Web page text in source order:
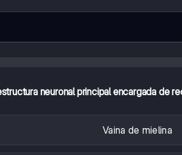
neuronal principal encargada de
Vaina de mielina